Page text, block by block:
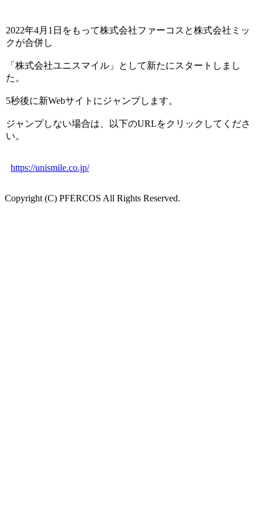
2022年4月1日をもって株式会社ファーコスと株式会社ミッ
クが合併し
「株式会社ユニスマイル」として新たにスタートしまし
た。
5秒後に新Webサイトにジャンプします。
ジャンプしない場合は、以下のURLをクリックしてくださ
い。
https://unismile.co.jp/
Copyright (C) PFERCOS All Rights Reserved.